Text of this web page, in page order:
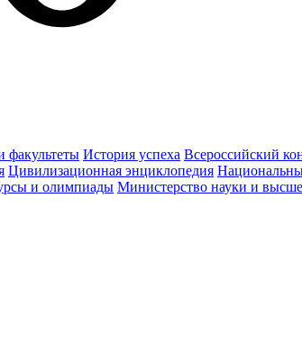
факультеты История успеха Всероссийский
Цивилизационная энциклопедия
и олимпиады Министерство науки и